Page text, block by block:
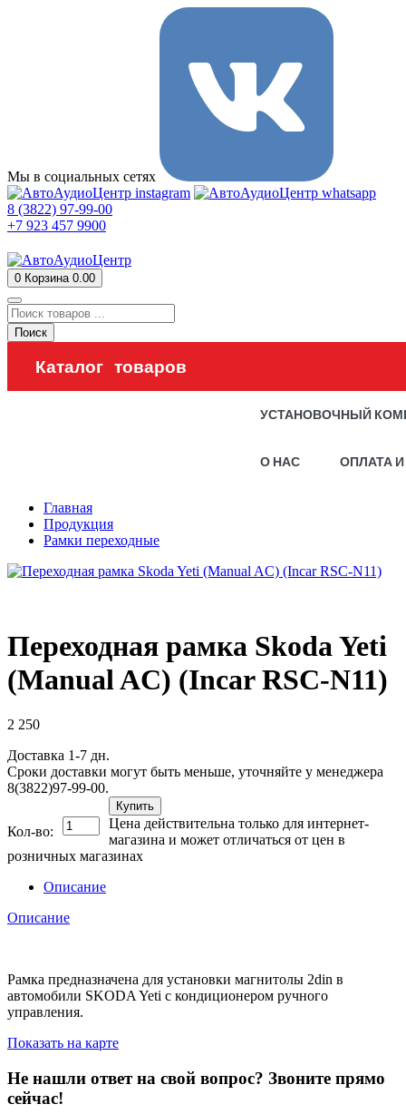
Мы в социальных сетях
8 (3822) 97-99-00
+7 923 457 9900
0 Корзина 0.00
Поиск
Каталог товаров
УСТАНОВОЧНЫЙ
О НАС ОПЛАТА
Главная
Продукция
Рамки переходные
Переходная рамка Skoda Yeti
(Manual AC) (Incar RSC-N11)
2 250
Доставка 1-7 дн.
Сроки доставки могут быть меньше, уточняйте у менеджера
8(3822)97-99-00.
Кол-во:
Купить
Цена действительна только для интернет-
магазина и может отличаться от цен в
розничных магазинах
Описание
Описание
Рамка предназначена для установки магнитолы 2din в
автомобили SKODA Yeti с кондиционером ручного
управления.
Показать на карте
Не нашли ответ на свой вопрос? Звоните прямо
сейчас!